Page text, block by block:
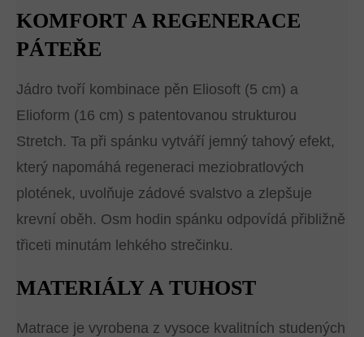
KOMFORT A REGENERACE
PÁTEŘE
Jádro tvoří kombinace pěn Eliosoft (5 cm) a
Elioform (16 cm) s patentovanou strukturou
Stretch. Ta při spánku vytváří jemný tahový efekt,
který napomáhá regeneraci meziobratlových
plotének, uvolňuje zádové svalstvo a zlepšuje
krevní oběh. Osm hodin spánku odpovídá přibližně
třiceti minutám lehkého strečinku.
MATERIÁLY A TUHOST
Matrace je vyrobena z vysoce kvalitních studených